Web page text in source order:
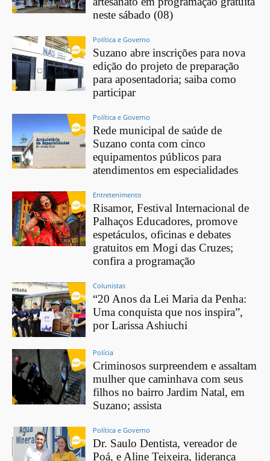
neste sábado (08)
Política e Governo
Suzano abre inscrições para nova
edição do projeto de preparação
para aposentadoria; saiba como
participar
Política e Governo
Rede municipal de saúde de
Suzano conta com cinco
equipamentos públicos para
atendimentos em especialidades
Entretenimento
Risamor, Festival Internacional de
Palhaços Educadores, promove
espetáculos, oficinas e debates
gratuitos em Mogi das Cruzes;
confira a programação
Colunistas
“20 Anos da Lei Maria da Penha:
Uma conquista que nos inspira”,
por Larissa Ashiuchi
Polícia
Criminosos surpreendem e assaltam
mulher que caminhava com seus
filhos no bairro Jardim Natal, em
Suzano; assista
Política e Governo
Dr. Saulo Dentista, vereador de
Poá, e Aline Teixeira, liderança